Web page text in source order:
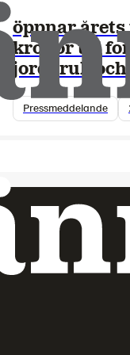
öppnar
kronor till
jordbruk och
Pressmeddelande